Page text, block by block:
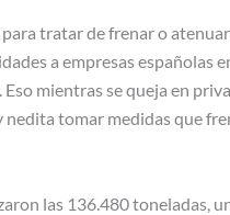
tratar de frenar o
a empresas españolas
mientras se queja en
tomar medidas que
las 136.480 toneladas,